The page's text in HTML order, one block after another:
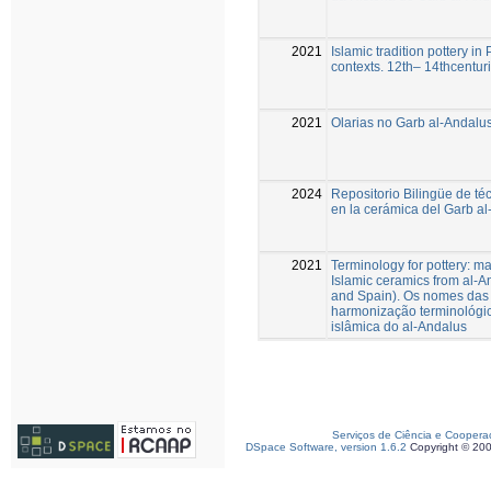
2021
Islamic tradition pottery in
contexts. 12th–
2021 Olarias no Garb al-
2024
Repositorio Bilingüe de
en la cerámica del Garb
2021
Terminology for pottery:
Islamic ceramics from al-
and Spain). Os nomes
harmonização
islâmica do al-Andalus
Serviços de Ciência e
DSpace Software, version 1.6.2 Copyright ©